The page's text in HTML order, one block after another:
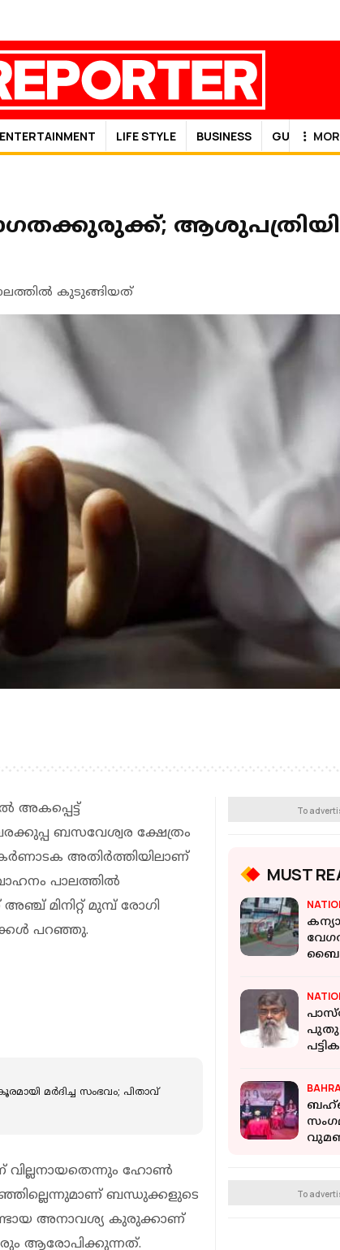
ENTERTAINMENT LIFE STYLE BUSINESS GULF NEWS
കുടുങ്ങിയത്
അകപ്പെട്ട്
ബസവേശ്വര ക്ഷേത്രം
അതിര്‍ത്തിയിലാണ്
പാലത്തില്‍
മിനിറ്റ് മുമ്പ് രോഗി
പറഞ്ഞു.
മര്‍ദിച്ച സംഭവം; പിതാവ്
വില്ലനായതെന്നും ഹോണ്‍
ബന്ധുക്കളുടെ
അനാവശ്യ കുരുക്കാണ്
ആരോപിക്കുന്നത്.
To
MUST
To